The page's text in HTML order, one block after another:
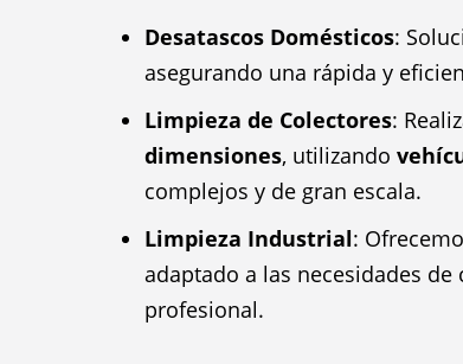
Desatascos Domésticos:
asegurando una rápida y
Limpieza de Colectores:
dimensiones, utilizando
complejos y de gran escala.
Limpieza Industrial:
adaptado a las necesidades
profesional.